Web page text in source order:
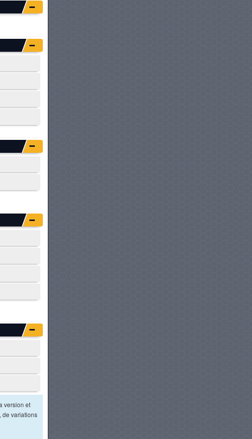
version et
de variations